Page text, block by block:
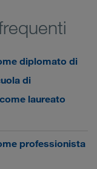
diplomato di
di
laureato
professionista